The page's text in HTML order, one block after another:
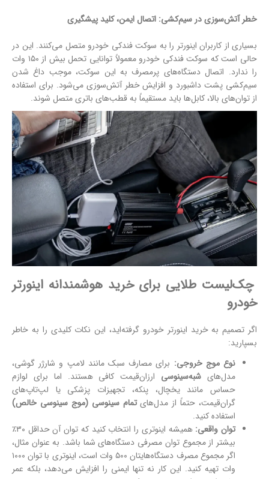
خطر آتش‌سوزی در سیم‌کشی: اتصال ایمن، کلید پیشگیری
بسیاری از کاربران اینورتر را به سوکت فندکی خودرو متصل می‌کنند. این در
حالی است که سوکت فندکی خودرو معمولاً توانایی تحمل بیش از ۱۵۰ وات
را ندارد. اتصال دستگاه‌های پرمصرف به این سوکت، موجب داغ شدن
سیم‌کشی پشت داشبورد و افزایش خطر آتش‌سوزی می‌شود. برای استفاده
از توان‌های بالا، کابل‌ها باید مستقیماً به قطب‌های باتری متصل شوند.
چک‌لیست طلایی برای خرید هوشمندانه اینورتر
خودرو
اگر تصمیم به خرید اینورتر خودرو گرفته‌اید، این نکات کلیدی را به خاطر
بسپارید:
نوع موج خروجی: برای مصارف سبک مانند لامپ و شارژر گوشی،
مدل‌های شبه‌سینوسی ارزان‌قیمت کافی هستند. اما برای لوازم
حساس مانند یخچال، پنکه، تجهیزات پزشکی یا لپ‌تاپ‌های
گران‌قیمت، حتماً از مدل‌هایتمام سینوسی (موج سینوسی خالص)
استفاده کنید.
توان واقعی:
همیشه اینوتری را انتخاب کنید که توان آن حداقل ۳۰٪
بیشتر از مجموع توان مصرفی دستگاه‌های شما باشد. به عنوان مثال،
اگر مجموع مصرف دستگاه‌هایتان ۵۰۰ وات است، اینوتری با توان ۱۰۰۰
وات تهیه کنید. این کار نه تنها ایمنی را افزایش می‌دهد، بلکه عمر